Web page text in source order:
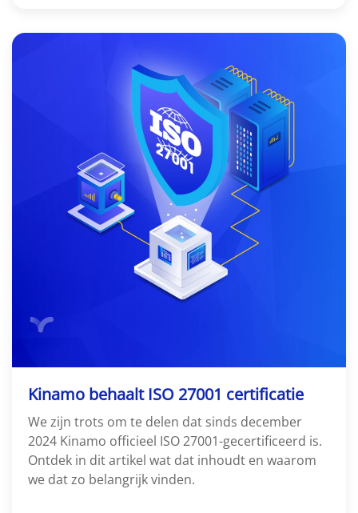
Kinamo behaalt ISO 27001 certificatie
We zijn trots om te delen dat sinds december
2024 Kinamo officieel ISO 27001-gecertificeerd is.
Ontdek in dit artikel wat dat inhoudt en waarom
we dat zo belangrijk vinden.